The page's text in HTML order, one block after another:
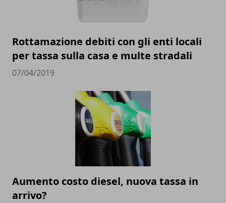
Rottamazione debiti con gli enti locali
per tassa sulla casa e multe stradali
07/04/2019
Aumento costo diesel, nuova tassa in
arrivo?